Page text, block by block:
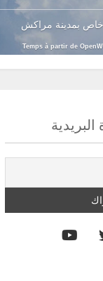
بمدينة مراكش
Temps à partir de